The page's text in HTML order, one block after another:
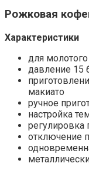
Рожковая
Характеристики
для
давление 15
макиато
ручное
настройка
отключение